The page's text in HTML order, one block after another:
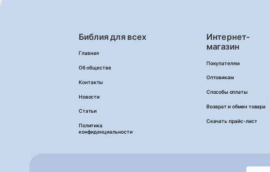
Библия для всех
Главная
Об обществе
Контакты
Новости
Статьи
Политика
конфиденциальности
Интернет-
магазин
Покупателям
Оптовикам
Способы оплаты
Возврат и обмен товара
Скачать прайс-лист